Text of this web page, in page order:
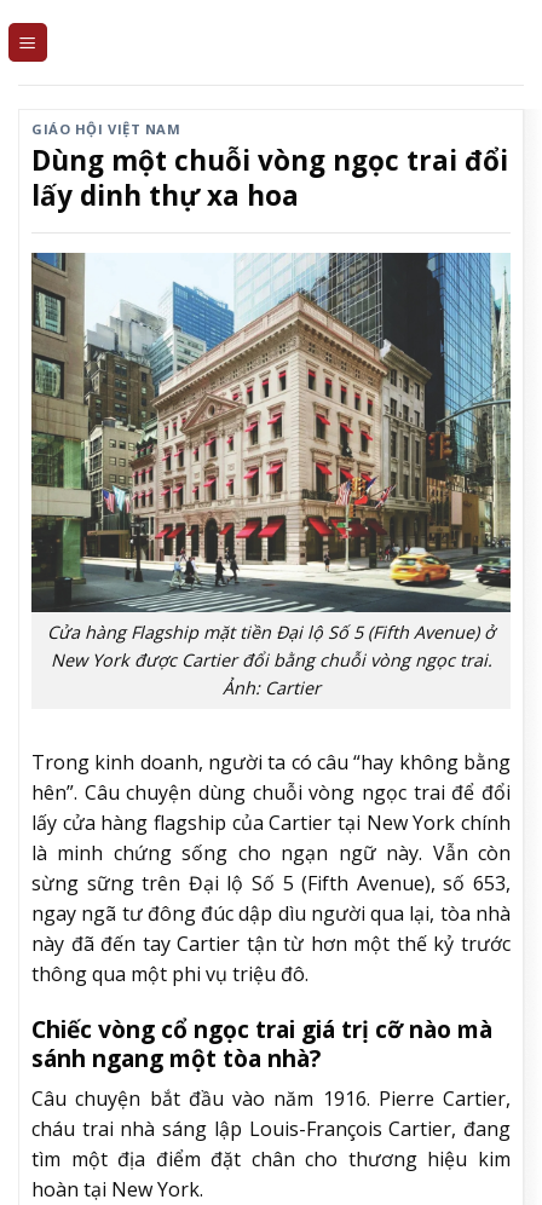
GIÁO HỘI VIỆT NAM
Dùng một chuỗi vòng ngọc trai đổi
lấy dinh thự xa hoa
Cửa hàng Flagship mặt tiền Đại lộ Số 5 (Fifth Avenue) ở
New York được Cartier đổi bằng chuỗi vòng ngọc trai.
Ảnh: Cartier
Trong kinh doanh, người ta có câu “hay không bằng
hên”. Câu chuyện dùng chuỗi vòng ngọc trai để đổi
lấy cửa hàng flagship của Cartier tại New York chính
là minh chứng sống cho ngạn ngữ này. Vẫn còn
sừng sững trên Đại lộ Số 5 (Fifth Avenue), số 653,
ngay ngã tư đông đúc dập dìu người qua lại, tòa nhà
này đã đến tay Cartier tận từ hơn một thế kỷ trước
thông qua một phi vụ triệu đô.
Chiếc vòng cổ ngọc trai giá trị cỡ nào mà
sánh ngang một tòa nhà?
Câu chuyện bắt đầu vào năm 1916. Pierre Cartier,
cháu trai nhà sáng lập Louis-François Cartier, đang
tìm một địa điểm đặt chân cho thương hiệu kim
hoàn tại New York.